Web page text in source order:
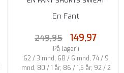
CITADEL
En Fant
249,95 149,97
På lager i
62 / 3 mnd, 68 / 6 mnd, 74 / 9
mnd, 80 / 1 år, 86 / 1,5 år, 92 / 2